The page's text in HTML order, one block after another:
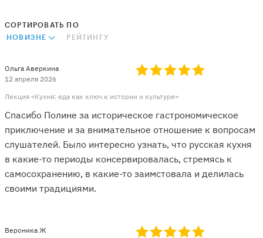
СОРТИРОВАТЬ ПО
НОВИЗНЕ
РЕЙТИНГУ
Лекция «Кухня: еда как ключ к истории и культуре»
Ольга Аверкина
12 апреля 2026
Спасибо Полине за историческое гастрономическое
приключение и за внимательное отношение к вопросам
слушателей. Было интересно узнать, что русская кухня
в какие-то периоды консервировалась, стремясь к
самосохранению, в какие-то заимстовала и делилась
своими традициями.
Вероника Ж